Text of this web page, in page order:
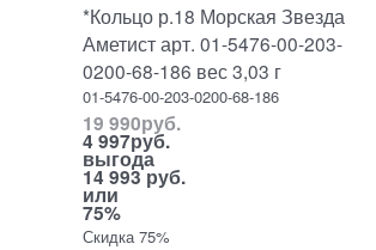
*Кольцо р.18 Морская Звезда
Аметист арт. 01-5476-00-203-
0200-68-186 вес 3,03 г
01-5476-00-203-0200-68-186
19 990руб.
4 997руб.
выгода
14 993 руб.
или
75%
Скидка 75%